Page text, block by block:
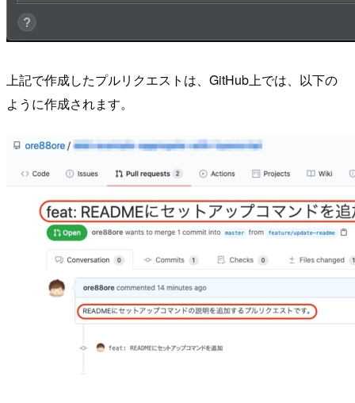
上記で作成したプルリクエストは、GitHub上では、以下の
ように作成されます。